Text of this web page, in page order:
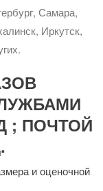
Самара,
Иркутск,
; ПОЧТОЙ
и оценочной